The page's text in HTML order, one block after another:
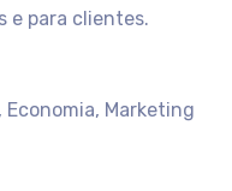
e para clientes.
Economia, Marketing